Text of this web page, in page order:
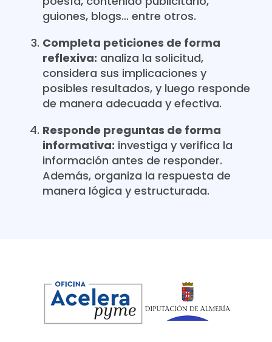
guiones, blogs… entre otros.
Completa peticiones de forma
reflexiva: analiza la solicitud,
considera sus implicaciones y
posibles resultados, y luego responde
de manera adecuada y efectiva.
Responde preguntas de forma
informativa: investiga y verifica la
información antes de responder.
Además, organiza la respuesta de
manera lógica y estructurada.